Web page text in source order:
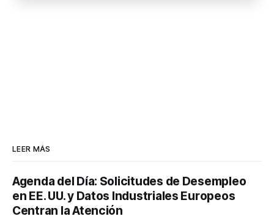
LEER MÁS
Agenda del Día: Solicitudes de Desempleo
en EE. UU. y Datos Industriales Europeos
Centran la Atención